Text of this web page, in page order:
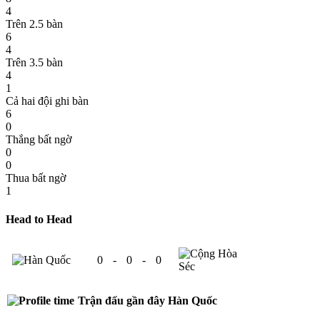
4
Trên 2.5 bàn
6
4
Trên 3.5 bàn
4
1
Cả hai đội ghi bàn
6
0
Thắng bất ngờ
0
0
Thua bất ngờ
1
Head to Head
0 - 0 - 0
Trận đấu gần đây Hàn Quốc